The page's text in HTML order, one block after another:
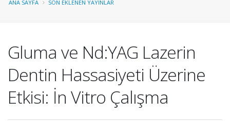
ANA SAYFA SON EKLENEN YAYINLAR
Gluma ve Nd:YAG Lazerin
Dentin Hassasiyeti Üzerine
Etkisi: İn Vitro Çalışma